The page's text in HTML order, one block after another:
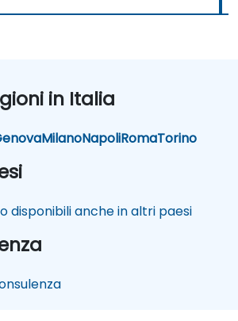
in Italia
MilanoNapoliRomaTorino
disponibili anche in altri paesi